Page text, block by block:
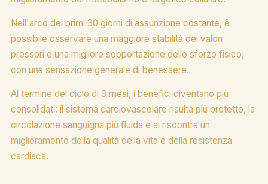
Nell'arco dei primi 30 giorni di assunzione costante, è
possibile osservare una maggiore stabilità dei valori
pressori e una migliore sopportazione dello sforzo fisico,
con una sensazione generale di benessere.
Al termine del ciclo di 3 mesi, i benefici diventano più
consolidati: il sistema cardiovascolare risulta più protetto, la
circolazione sanguigna più fluida e si riscontra un
miglioramento della qualità della vita e della resistenza
cardiaca.